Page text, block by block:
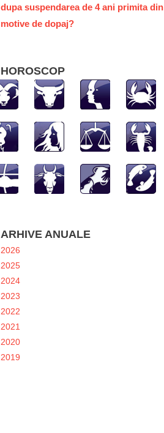
dupa suspendarea de 4 ani primita din
motive de dopaj?
HOROSCOP
ARHIVE ANUALE
2026
2025
2024
2023
2022
2021
2020
2019